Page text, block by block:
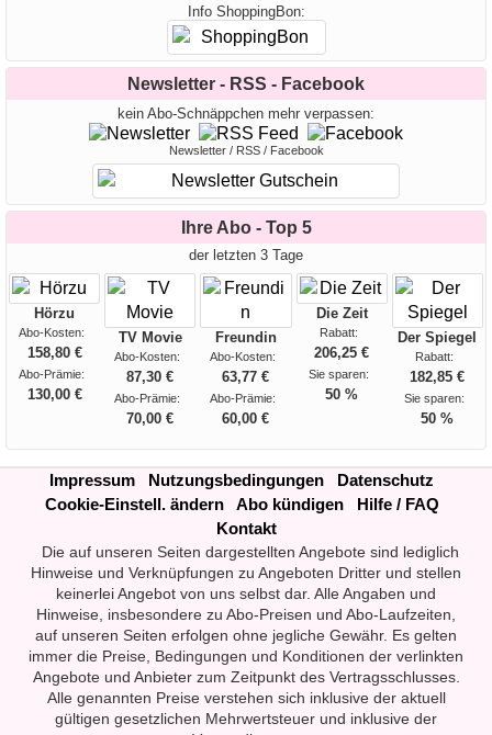
Info ShoppingBon:
Newsletter - RSS - Facebook
kein Abo-Schnäppchen mehr verpassen:
Newsletter / RSS / Facebook
Ihre Abo - Top 5
der letzten 3 Tage
Hörzu
Abo-Kosten:
158,80 €
Abo-Prämie:
130,00 €
TV Movie
Abo-Kosten:
87,30 €
Abo-Prämie:
70,00 €
Freundin
Abo-Kosten:
63,77 €
Abo-Prämie:
60,00 €
Die Zeit
Rabatt:
206,25 €
Sie sparen:
50 %
Der Spiegel
Rabatt:
182,85 €
Sie sparen:
50 %
Impressum Nutzungsbedingungen
Datenschutz
Cookie-Einstell. ändern
Abo kündigen
Hilfe / FAQ
Kontakt
Die auf unseren Seiten dargestellten Angebote sind lediglich
Hinweise und Verknüpfungen zu Angeboten Dritter und stellen
keinerlei Angebot von uns selbst dar. Alle Angaben und
Hinweise, insbesondere zu Abo-Preisen und Abo-Laufzeiten,
auf unseren Seiten erfolgen ohne jegliche Gewähr. Es gelten
immer die Preise, Bedingungen und Konditionen der verlinkten
Angebote und Anbieter zum Zeitpunkt des Vertragsschlusses.
Alle genannten Preise verstehen sich inklusive der aktuell
gültigen gesetzlichen Mehrwertsteuer und inklusive der